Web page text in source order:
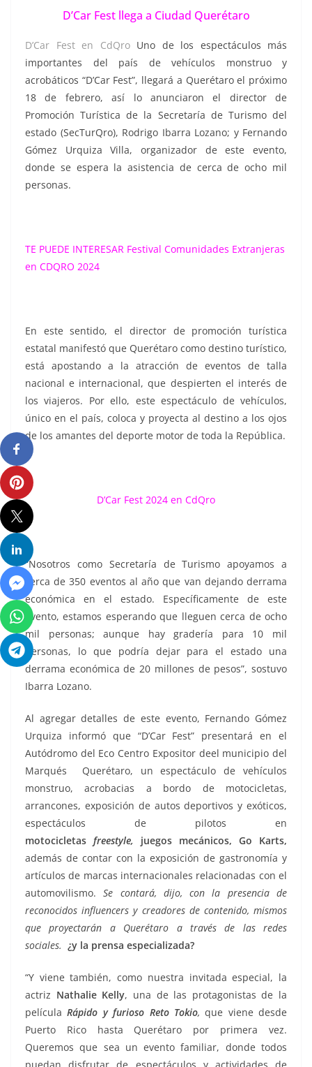
D’Car Fest llega a Ciudad Querétaro
D’Car Fest en CdQroUno de los espectáculos más
importantes del país de vehículos monstruo y
acrobáticos “D’Car Fest”, llegará a Querétaro el próximo
18 de febrero, así lo anunciaron el director de
Promoción Turística de la Secretaría de Turismo del
estado (SecTurQro), Rodrigo Ibarra Lozano; y Fernando
Gómez Urquiza Villa, organizador de este evento,
donde se espera la asistencia de cerca de ocho mil
personas.
TE PUEDE INTERESAR Festival Comunidades Extranjeras
en CDQRO 2024
En este sentido, el director de promoción turística
estatal manifestó que Querétaro como destino turístico,
está apostando a la atracción de eventos de talla
nacional e internacional, que despierten el interés de
los viajeros. Por ello, este espectáculo de vehículos,
único en el país, coloca y proyecta al destino a los ojos
de los amantes del deporte motor de toda la República.
D’Car Fest 2024 en CdQro
“Nosotros como Secretaría de Turismo apoyamos a
cerca de 350 eventos al año que van dejando derrama
económica en el estado. Específicamente de este
evento, estamos esperando que lleguen cerca de ocho
mil personas; aunque hay gradería para 10 mil
personas, lo que podría dejar para el estado una
derrama económica de 20 millones de pesos”, sostuvo
Ibarra Lozano.
Al agregar detalles de este evento, Fernando Gómez
Urquiza informó que “D’Car Fest” presentará en el
Autódromo del Eco Centro Expositor deel municipio del
Marqués Querétaro, un espectáculo de vehículos
monstruo, acrobacias a bordo de motocicletas,
arrancones, exposición de autos deportivos y exóticos,
espectáculos de pilotos en
motocicletas freestyle, juegos mecánicos, Go Karts,
además de contar con la exposición de gastronomía y
artículos de marcas internacionales relacionadas con el
automovilismo.Se contará, dijo, con la presencia de
reconocidos influencers y creadores de contenido, mismos
que proyectarán a Querétaro a través de las redes
sociales. ¿y la prensa especializada?
“Y viene también, como nuestra invitada especial, la
actriz Nathalie Kelly, una de las protagonistas de la
películaRápido y furioso Reto Tokio,que viene desde
Puerto Rico hasta Querétaro por primera vez.
Queremos que sea un evento familiar, donde todos